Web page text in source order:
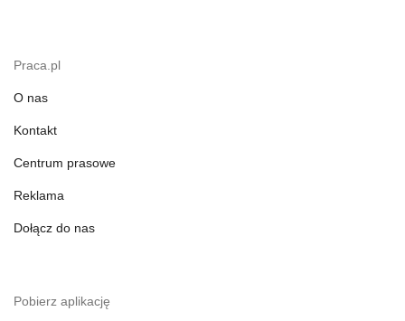
Praca.pl
O nas
Kontakt
Centrum prasowe
Reklama
Dołącz do nas
Pobierz aplikację